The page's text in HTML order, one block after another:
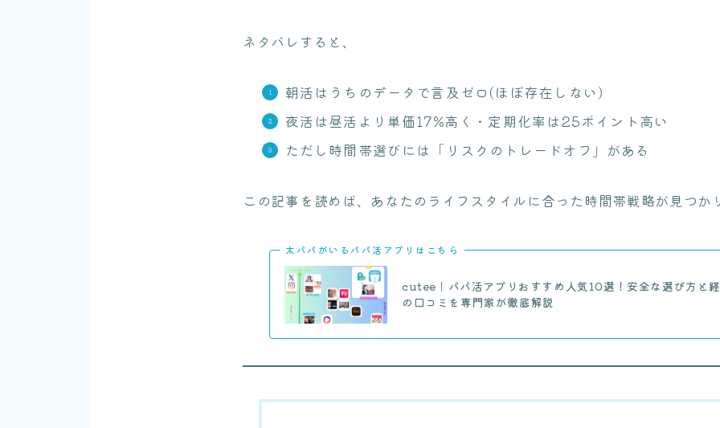
ネタバレすると、
朝活はうちのデータで言及ゼロ(ほぼ存在しない)
夜活は昼活より単価17%高く・定期化率は25ポイント高い
ただし時間帯選びには「リスクのトレードオフ」がある
この記事を読めば、あなたのライフスタイルに合った時間帯戦略が見つか
太パパがいるパパ活アプリはこちら
cutee｜パパ活アプリおすすめ人気10選！安全な選び方と
の口コミを専門家が徹底解説